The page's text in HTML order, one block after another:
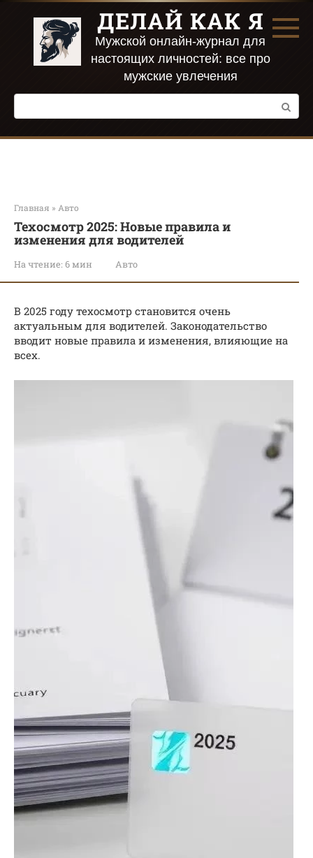
Перейти
контенту
ДЕЛАЙ КАК Я
Мужской онлайн-журнал для
настоящих личностей: все про
мужские увлечения
Поиск:
Главная » Авто
Техосмотр 2025: Новые правила и
изменения для водителей
На чтение: 6 мин Авто
В 2025 году техосмотр становится очень
актуальным для водителей. Законодательство
вводит новые правила и изменения, влияющие на
всех.